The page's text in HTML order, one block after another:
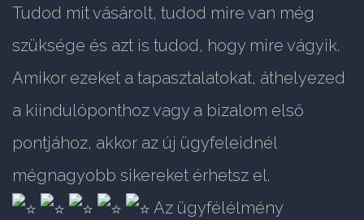
Tudod mit vásárolt, tudod mire van még
szüksége és azt is tudod, hogy mire vágyik.
Amikor ezeket a tapasztalatokat, áthelyezed
a kiindulóponthoz vagy a bizalom első
pontjához, akkor az új ügyfeleidnél
mégnagyobb sikereket érhetsz el.
Az ügyfélélmény